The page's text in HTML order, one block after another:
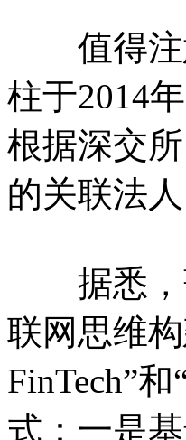
值得注
柱于2014
根据深交
的关联法
据悉，蔷
联网思维
FinTech”
式：一是